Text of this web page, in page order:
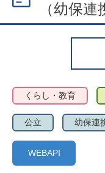
（幼保
くらし・教育
公立 幼保連
WEBAPI